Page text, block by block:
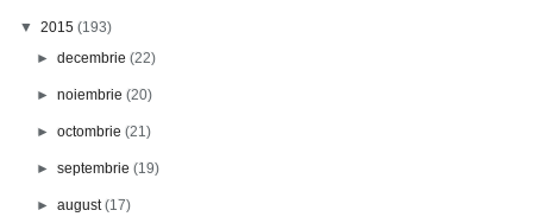
▼ 2015 (193)
►decembrie(22)
►noiembrie(20)
►octombrie(21)
►septembrie(19)
►august(17)